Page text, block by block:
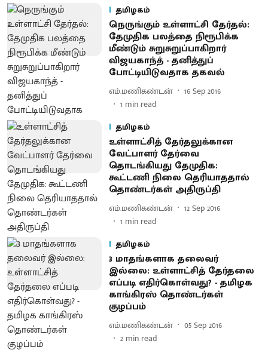
தமிழகம்
நெருங்கும் உள்ளாட்சி தேர்தல் :
தேமுதிக பலத்தை நிரூபிக்க
மீண்டும் சுறுசுறுப்பாகிறார்
விஜயகாந்த் - தனித்துப்
போட்டியிடுவதாக தகவல்
எம்.மணிகண்டன்
16 Sep 2016
1 min read
தமிழகம்
உள்ளாட்சித் தேர்தலுக்கான
வேட்பாளர் தேர்வை
தொடங்கியது தேமுதிக :
கூட்டணி நிலை தெரியாததால்
தொண்டர்கள் அதிருப்தி
எம்.மணிகண்டன்
12 Sep 2016
1 min read
தமிழகம்
3 மாதங்களாக தலைவர்
இல்லை : உள்ளாட்சித் தேர்தலை
எப்படி எதிர்கொள்வது? - தமிழக
காங்கிரஸ் தொண்டர்கள்
குழப்பம்
எம்.மணிகண்டன்
05 Sep 2016
2 min read